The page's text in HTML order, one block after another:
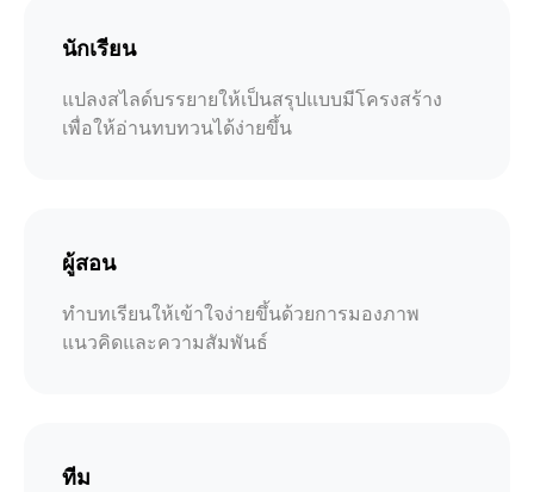
นักเรียน
แปลงสไลด์บรรยายให้เป็นสรุปแบบมีโครงสร้าง
เพื่อให้อ่านทบทวนได้ง่ายขึ้น
ผู้สอน
ทำบทเรียนให้เข้าใจง่ายขึ้นด้วยการมองภาพ
แนวคิดและความสัมพันธ์
ทีม